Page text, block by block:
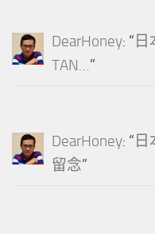
DearHoney: “
TAN…”
DearHoney: “
留念”